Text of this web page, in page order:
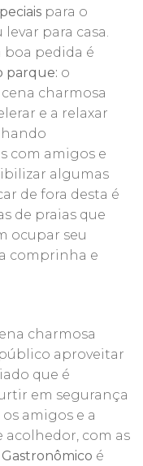
para o
para casa.
boa pedida é
parque: o
cena charmosa
e a relaxar
com amigos e
algumas
de fora desta é
de praias que
ocupar seu
comprinha e
charmosa
aproveitar
que é
em segurança
amigos e a
acolhedor, com as
é